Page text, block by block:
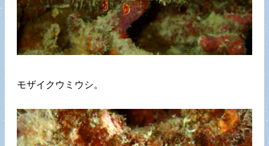
モザイクウミウシ。